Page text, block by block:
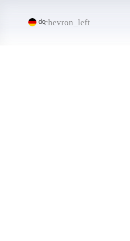
dechevron_left